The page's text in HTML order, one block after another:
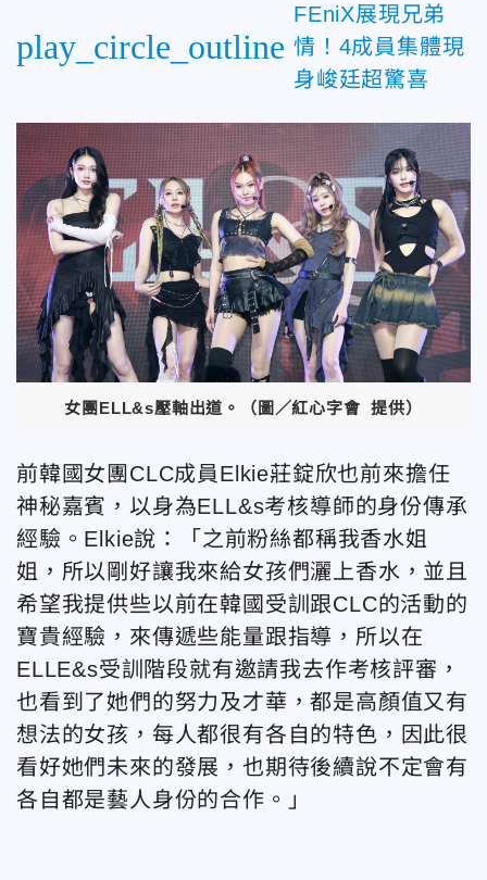
play_circle_outline
FEniX展現兄弟
情！4成員集體現
身峻廷超驚喜
女團ELL&s壓軸出道。（圖／紅心字會 提供）
前韓國女團CLC成員Elkie莊錠欣也前來擔任
神秘嘉賓，以身為ELL&s考核導師的身份傳承
經驗。Elkie說：「之前粉絲都稱我香水姐
姐，所以剛好讓我來給女孩們灑上香水，並且
希望我提供些以前在韓國受訓跟CLC的活動的
寶貴經驗，來傳遞些能量跟指導，所以在
ELLE&s受訓階段就有邀請我去作考核評審，
也看到了她們的努力及才華，都是高顏值又有
想法的女孩，每人都很有各自的特色，因此很
看好她們未來的發展，也期待後續說不定會有
各自都是藝人身份的合作。」